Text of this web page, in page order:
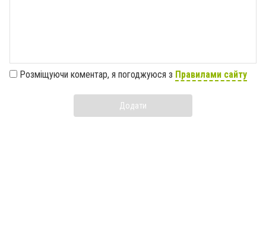
Розміщуючи коментар, я погоджуюся з Правилами сайту
Додати